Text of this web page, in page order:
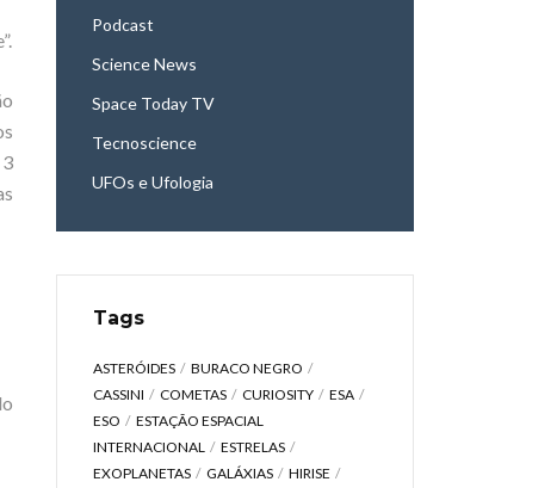
Podcast
Science News
Space Today TV
Tecnoscience
UFOs e Ufologia
Tags
ASTERÓIDES
BURACO NEGRO
CASSINI
COMETAS CURIOSITY
ESA
ESO
ESTAÇÃO ESPACIAL
INTERNACIONAL
ESTRELAS
EXOPLANETAS
GALÁXIAS
HIRISE